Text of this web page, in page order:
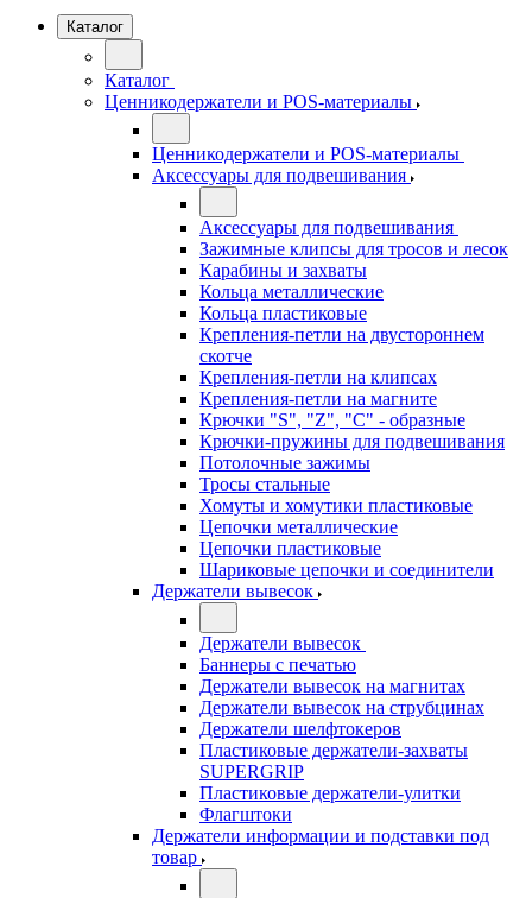
Каталог
Каталог
Ценникодержатели и POS-материалы
Ценникодержатели и POS-материалы
Аксессуары для подвешивания
Аксессуары для подвешивания
Зажимные клипсы для тросов и лесок
Карабины и захваты
Кольца металлические
Кольца пластиковые
Крепления-петли на двустороннем
скотче
Крепления-петли на клипсах
Крепления-петли на магните
Крючки "S", "Z", "C" - образные
Крючки-пружины для подвешивания
Потолочные зажимы
Тросы стальные
Хомуты и хомутики пластиковые
Цепочки металлические
Цепочки пластиковые
Шариковые цепочки и соединители
Держатели вывесок
Держатели вывесок
Баннеры с печатью
Держатели вывесок на магнитах
Держатели вывесок на струбцинах
Держатели шелфтокеров
Пластиковые держатели-захваты
SUPERGRIP
Пластиковые держатели-улитки
Флагштоки
Держатели информации и подставки под
товар